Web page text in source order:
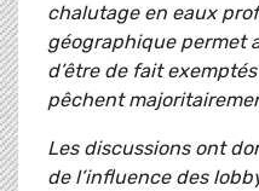
chalutage en eaux
géographique permet
d’être de fait
pêchent
Les discussions ont
de l’influence des